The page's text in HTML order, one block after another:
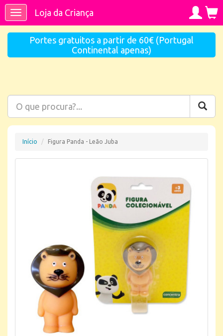
ToggleLoja da Criança
Portes gratuitos a partir de 60€ (Portugal
Continental apenas)
Início Figura Panda - Leão Juba